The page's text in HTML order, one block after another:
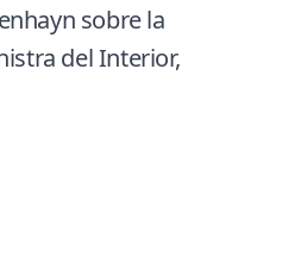
sobre la
del Interior,